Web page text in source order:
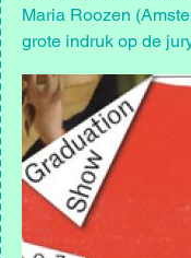
Maria Roozen
grote indruk op de
Afbeelding